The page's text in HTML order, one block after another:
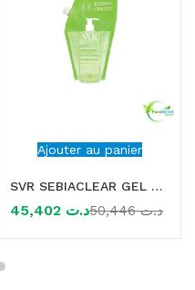
Ajouter au panier
SVR SEBIACLEAR GEL MOUSSANT RECHARGE 400ML
د.ت د.ت50,446